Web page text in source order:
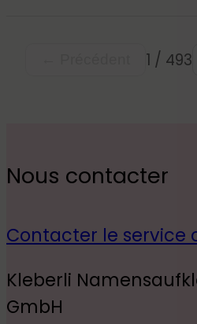
1 / 493
Nous contacter
Contacter le service
Kleberli
GmbH